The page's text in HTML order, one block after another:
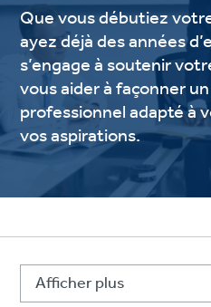
Que vous débutiez
ayez déjà des années
s’engage à soutenir
vous aider à façonner
professionnel adapté à
vos aspirations.
Afficher plus